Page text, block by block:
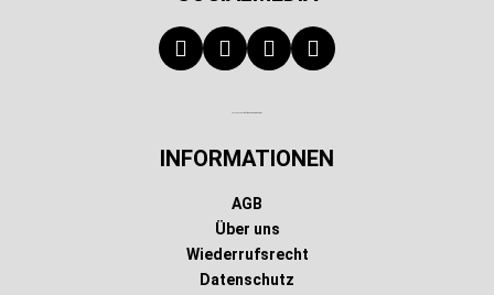
INFORMATIONEN
AGB
Über uns
Wiederrufsrecht
Datenschutz